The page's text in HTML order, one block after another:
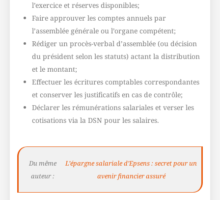
l’exercice et réserves disponibles;
Faire approuver les comptes annuels par
l’assemblée générale ou l’organe compétent;
Rédiger un procès-verbal d’assemblée (ou décision
du président selon les statuts) actant la distribution
et le montant;
Effectuer les écritures comptables correspondantes
et conserver les justificatifs en cas de contrôle;
Déclarer les rémunérations salariales et verser les
cotisations via la DSN pour les salaires.
Du même
auteur :
L’épargne salariale d’Epsens : secret pour un
avenir financier assuré